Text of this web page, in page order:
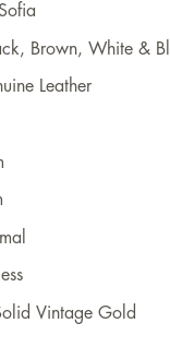
Brown, White &
Leather
Vintage Gold